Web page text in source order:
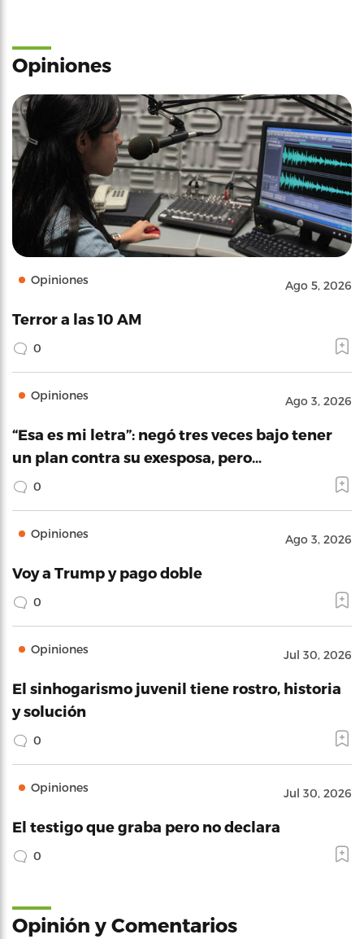
Opiniones
Opiniones Ago 5, 2026
Terror a las 10 AM
0
Opiniones Ago 3, 2026
“Esa es mi letra”: negó tres veces bajo tener
un plan contra su exesposa, pero…
0
Opiniones Ago 3, 2026
Voy a Trump y pago doble
0
Opiniones Jul 30, 2026
El sinhogarismo juvenil tiene rostro, historia
y solución
0
Opiniones Jul 30, 2026
El testigo que graba pero no declara
0
Opinión y Comentarios